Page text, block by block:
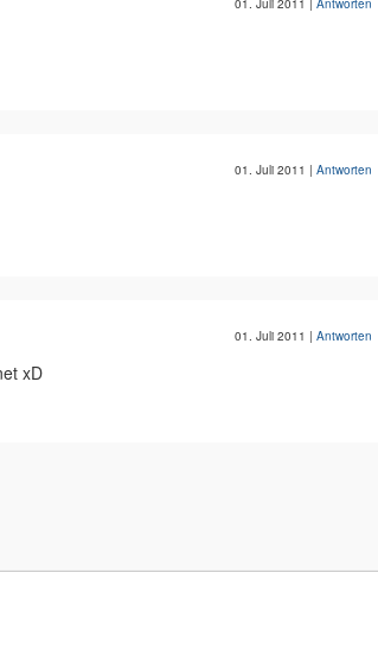
01. Juli 2011 | Antworten
01. Juli 2011 | Antworten
01. Juli 2011 | Antworten
xD